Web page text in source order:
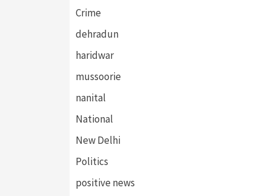
Crime
dehradun
haridwar
mussoorie
nanital
National
New Delhi
Politics
positive news